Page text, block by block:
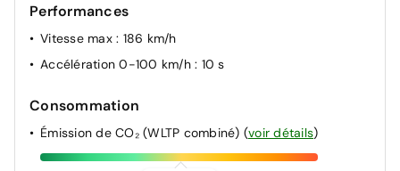
Performances
Vitesse max : 186 km/h
Accélération 0-100 km/h : 10 s
Consommation
Émission de CO₂ (WLTP combiné) (voir détails)